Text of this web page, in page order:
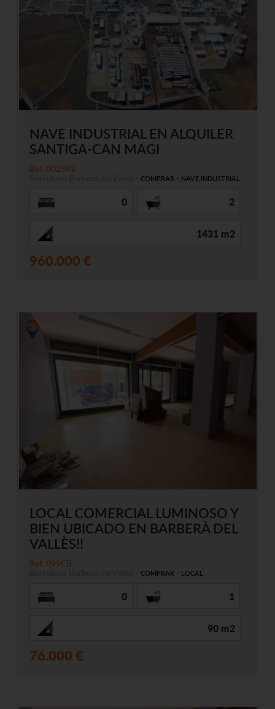
NAVE INDUSTRIAL EN ALQUILER
SANTIGA-CAN MAGI
Ref. 002592
- COMPRAR - NAVE INDUSTRIAL
0 2
1431 m2
960.000 €
LOCAL COMERCIAL LUMINOSO Y
BIEN UBICADO EN BARBERÀ DEL
VALLÈS!!
Ref. 099CB
- COMPRAR - LOCAL
0 1
90 m2
76.000 €